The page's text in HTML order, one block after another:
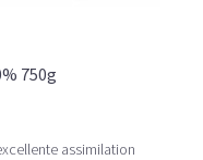
750g
assimilation